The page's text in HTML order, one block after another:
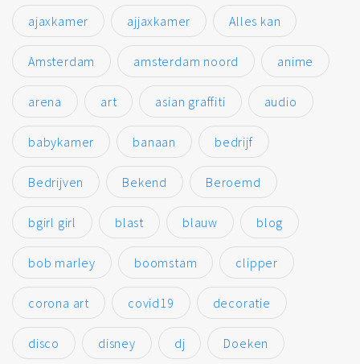
ajaxkamer ajjaxkamer Alles kan
Amsterdam amsterdam noord anime
arena art asian graffiti audio
babykamer banaan bedrijf
Bedrijven Bekend Beroemd
bgirl girl blast blauw blog
bob marley boomstam clipper
corona art covid19 decoratie
disco disney dj Doeken